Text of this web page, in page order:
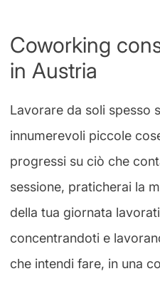
Coworking
in Austria
Lavorare da soli spesso
innumerevoli piccole
progressi su ciò che
sessione, praticherai la
della tua giornata
concentrandoti e
che intendi fare, in una